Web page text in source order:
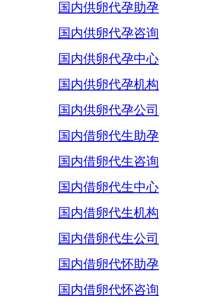
国内供卵代孕助孕
国内供卵代孕咨询
国内供卵代孕中心
国内供卵代孕机构
国内供卵代孕公司
国内借卵代生助孕
国内借卵代生咨询
国内借卵代生中心
国内借卵代生机构
国内借卵代生公司
国内借卵代怀助孕
国内借卵代怀咨询